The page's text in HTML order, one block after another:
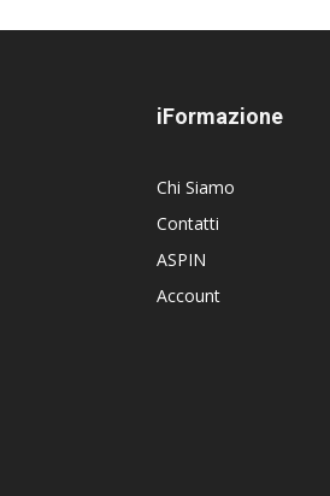
iFormazione
Chi Siamo
Contatti
ASPIN
Account